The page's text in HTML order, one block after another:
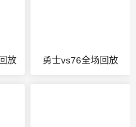
放 勇士vs76全场回放